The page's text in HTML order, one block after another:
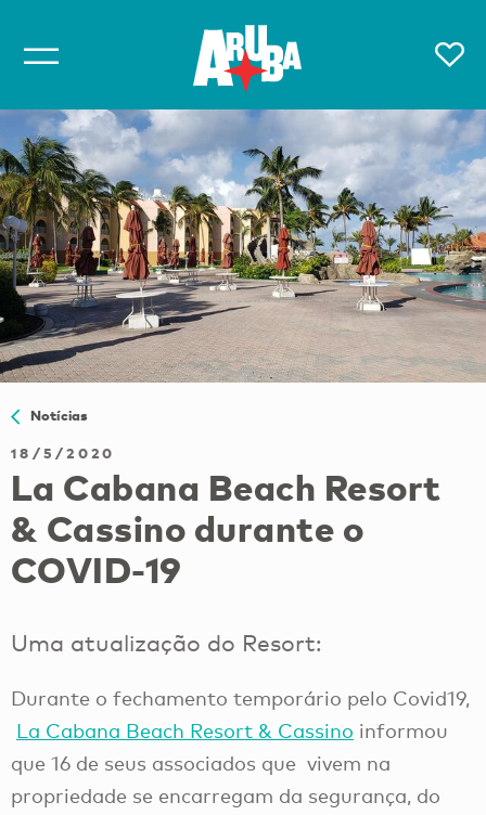
Notícias
18/5/2020
La Cabana Beach Resort
& Cassino durante o
COVID-19
Uma atualização do Resort:
Durante o fechamento temporário pelo Covid19,
La Cabana Beach Resort & Cassino informou
que 16 de seus associados que vivem na
propriedade se encarregam da segurança, do